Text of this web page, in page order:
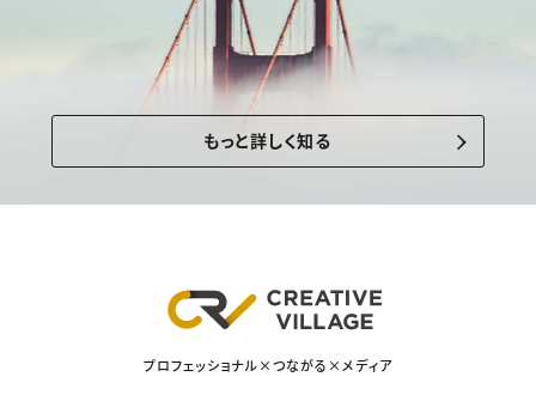
もっと詳しく知る
プロフェッショナル×つながる×メディア